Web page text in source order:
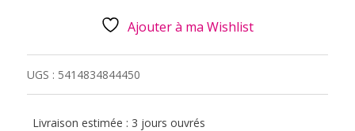
Ajouter à ma Wishlist
UGS : 5414834844450
Livraison estimée : 3 jours ouvrés